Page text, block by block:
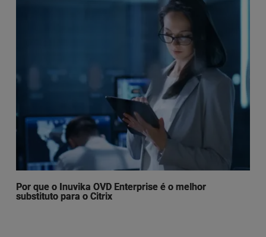
Por que o Inuvika OVD Enterprise é o melhor
substituto para o Citrix